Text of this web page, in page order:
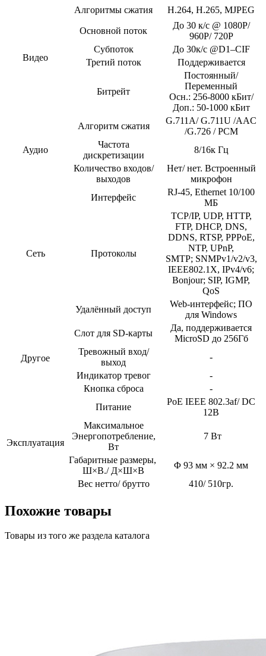
Видео
Алгоритмы сжатия H.264, H.265, MJPEG
Основной поток
До 30 к/с @ 1080P/
960P/ 720P
Субпоток
До 30к/с @D1–CIF
Третий поток
Поддерживается
Битрейт
Постоянный/
Переменный
Осн.: 256-8000 кБит/
Доп.: 50-1000 кБит
Аудио
Алгоритм сжатия
G.711A/ G.711U /AAC
/G.726 / PCM
Частота
дискретизации
8/16к Гц
Количество входов/
выходов
Нет/ нет. Встроенный
микрофон
Сеть
Интерфейс
RJ-45, Ethernet 10/100
МБ
Протоколы
TCP/IP, UDP, HTTP,
FTP, DHCP, DNS,
DDNS, RTSP, PPPoE,
NTP, UPnP,
SMTP; SNMPv1/v2/v3,
IEEE802.1X, IPv4/v6;
Bonjour; SIP, IGMP,
QoS
Удалённый доступ
Web-интерфейс; ПО
для Windows
Другое
Слот для SD-карты
Да, поддерживается
MicroSD до 256Гб
Тревожный вход/
выход
-
Индикатор тревог
-
Кнопка сброса
-
Эксплуатация
Питание
PoE IEEE 802.3af/ DC
12В
Максимальное
Энергопотребление,
Вт
7 Вт
Габаритные размеры,
Ш×В./ Д×Ш×В
Φ 93 мм × 92.2 мм
Вес нетто/ брутто
410/ 510гр.
Похожие товары
Товары из того же раздела каталога